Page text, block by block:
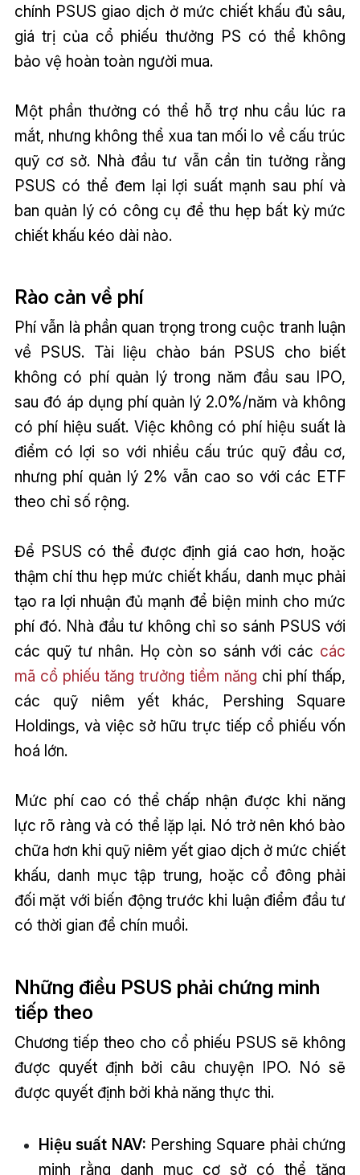
chính PSUS giao dịch ở mức chiết khấu đủ sâu,
giá trị của cổ phiếu thưởng PS có thể không
bảo vệ hoàn toàn người mua.
Một phần thưởng có thể hỗ trợ nhu cầu lúc ra
mắt, nhưng không thể xua tan mối lo về cấu trúc
quỹ cơ sở. Nhà đầu tư vẫn cần tin tưởng rằng
PSUS có thể đem lại lợi suất mạnh sau phí và
ban quản lý có công cụ để thu hẹp bất kỳ mức
chiết khấu kéo dài nào.
Rào cản về phí
Phí vẫn là phần quan trọng trong cuộc tranh luận
về PSUS. Tài liệu chào bán PSUS cho biết
không có phí quản lý trong năm đầu sau IPO,
sau đó áp dụng phí quản lý 2.0%/năm và không
có phí hiệu suất. Việc không có phí hiệu suất là
điểm có lợi so với nhiều cấu trúc quỹ đầu cơ,
nhưng phí quản lý 2% vẫn cao so với các ETF
theo chỉ số rộng.
Để PSUS có thể được định giá cao hơn, hoặc
thậm chí thu hẹp mức chiết khấu, danh mục phải
tạo ra lợi nhuận đủ mạnh để biện minh cho mức
phí đó. Nhà đầu tư không chỉ so sánh PSUS với
các quỹ tư nhân. Họ còn so sánh với các các
mã cổ phiếu tăng trưởng tiềm năng chi phí thấp,
các quỹ niêm yết khác, Pershing Square
Holdings, và việc sở hữu trực tiếp cổ phiếu vốn
hoá lớn.
Mức phí cao có thể chấp nhận được khi năng
lực rõ ràng và có thể lặp lại. Nó trở nên khó bào
chữa hơn khi quỹ niêm yết giao dịch ở mức chiết
khấu, danh mục tập trung, hoặc cổ đông phải
đối mặt với biến động trước khi luận điểm đầu tư
có thời gian để chín muồi.
Những điều PSUS phải chứng minh
tiếp theo
Chương tiếp theo cho cổ phiếu PSUS sẽ không
được quyết định bởi câu chuyện IPO. Nó sẽ
được quyết định bởi khả năng thực thi.
Hiệu suất NAV: Pershing Square phải chứng
minh rằng danh mục cơ sở có thể tăng